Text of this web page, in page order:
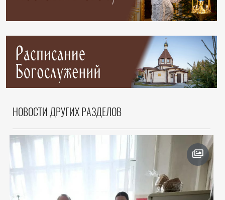
НОВОСТИ ДРУГИХ РАЗДЕЛОВ